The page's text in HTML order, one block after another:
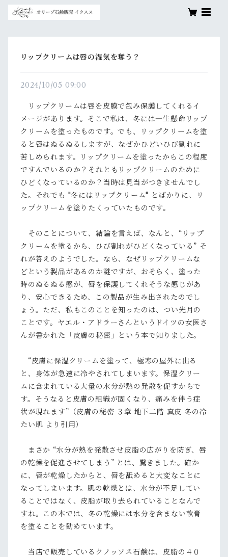
リップクリームは唇の湿気を奪う？
2024/10/05 09:00
リップクリームは唇を皮膜で包み保護してくれるイ
メージがあります。そこで私は、冬には一生懸命リップ
クリームを塗ったものです。でも、リップクリームを塗
ると唇はぬるぬるしますが、なぜかひどいひび割れに
苦しめられます。リップクリームを塗ったからこの程度
ですんでいるのか？それともリップクリームのために
ひどくなっているのか？当時は見当がつきませんでし
た。それでも "冬にはリップクリーム" とばかりに、リ
ップクリームを塗りたくっていたものです。
そのことについて、結論を言えば、なんと、“リップ
クリームを塗るから、ひび割れがひどくなっている” そ
れが答えのようでした。なら、なぜリップクリームな
どという製品があるのか謎ですが、おそらく、塗った
時のぬるぬる感が、唇を保護してくれそうな感じがあ
り、安心できるため、この製品が生み出されたのでし
ょう。ただ、私もこのことを知ったのは、つい先月の
ことです。ヤエル・アドラーさんというドイツの女医さ
んが書かれた「皮膚の秘密」という本で知りました。
“皮膚に保湿クリームを塗って、極寒の屋外に出る
と、身体が急速に冷やされてしまいます。保湿クリー
ムに含まれている大量の水分が熱の発散を促すからで
す。そうなると皮膚の組織が固くなり、痛みを伴う症
状が現れます”（皮膚の秘密 ３章 地下二階 真皮 冬の冷
たい肌 より引用）
まさか “水分が熱を発散させ皮脂の広がりを防ぎ、唇
の乾燥を促進させてしまう” とは、驚きました。確か
に、唇が乾燥したからと、唇を舐めると大変なことに
なってしまいます。肌の乾燥とは、水分が不足してい
ることではなく、皮脂が取り去られていることなんで
すね。この本では、冬の乾燥には水分を含まない軟膏
を塗ることを勧めています。
当店で販売しているクノッソス石鹸は、皮脂の４０